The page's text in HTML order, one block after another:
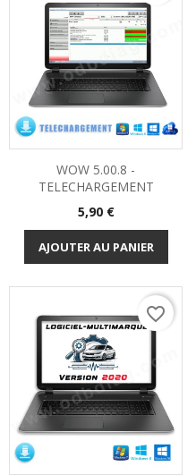
avis)
WOW 5.00.8 -
TELECHARGEMENT
Prix
5,90 €
AJOUTER AU PANIER
favorite_border